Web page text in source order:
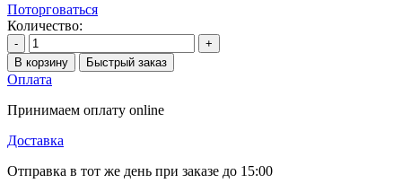
Поторговаться
Количество:
-
+
В корзину
Быстрый заказ
Оплата
Принимаем оплату online
Доставка
Отправка в тот же день при заказе до 15:00